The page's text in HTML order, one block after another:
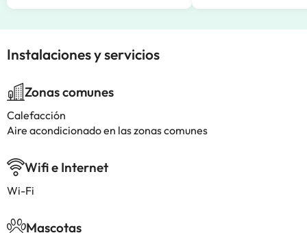
Instalaciones y servicios
Zonas comunes
Calefacción
Aire acondicionado en las zonas comunes
Wifi e Internet
Wi-Fi
Mascotas